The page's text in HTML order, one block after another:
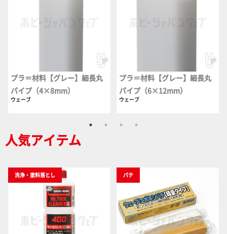
プラ＝材料【グレー】細長丸
パイプ（4×8mm）
ウェーブ
プラ＝材料【グレー】細長丸
パイプ（6×12mm）
ウェーブ
人気アイテム
洗浄・塗料落とし パテ